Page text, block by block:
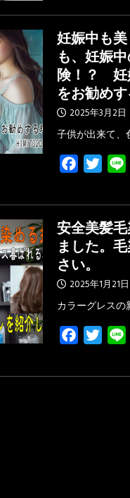
c
e
b
o
o
k
i
t
t
e
r
妊娠中も
も、妊娠
険！？ 妊
をお勧め
2025年3月2日
子供が出来て
c
e
b
o
o
k
i
t
t
e
安全美髪
ました。
さい。
2025年1月21日
カラーグレス
c
i